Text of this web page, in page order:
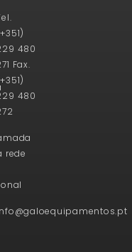
480
Fax.
480
rede